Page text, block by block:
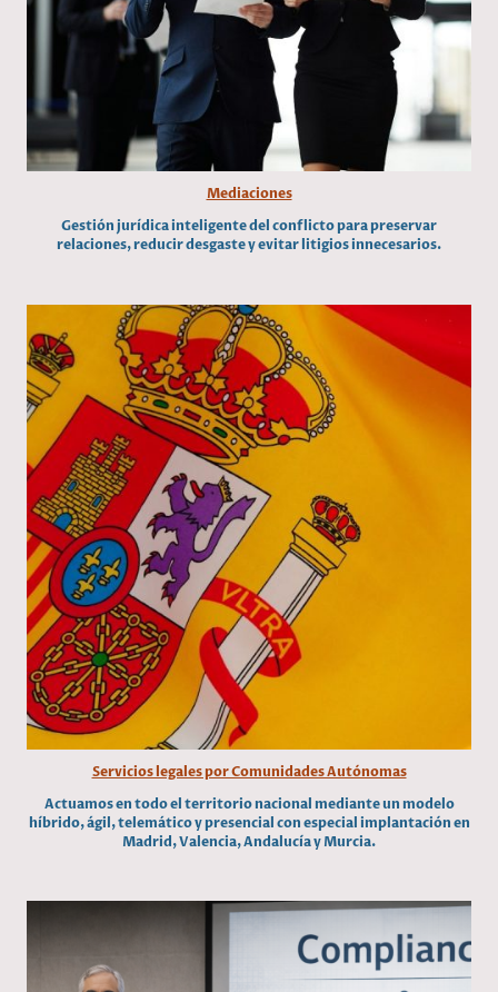
Mediaciones
Gestión jurídica inteligente del conflicto para preservar
relaciones, reducir desgaste y evitar litigios innecesarios.
Servicios legales por Comunidades Autónomas
Actuamos en todo el territorio nacional mediante un modelo
híbrido, ágil, telemático y presencial con especial implantación en
Madrid, Valencia, Andalucía y Murcia.